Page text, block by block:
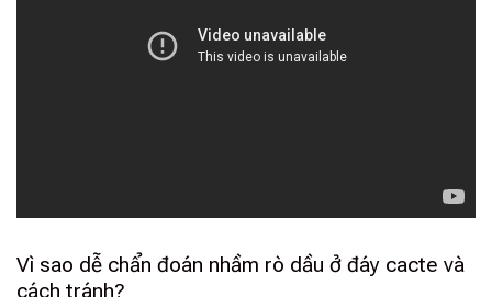
Vì sao dễ chẩn đoán nhầm rò dầu ở đáy cacte và
cách tránh?